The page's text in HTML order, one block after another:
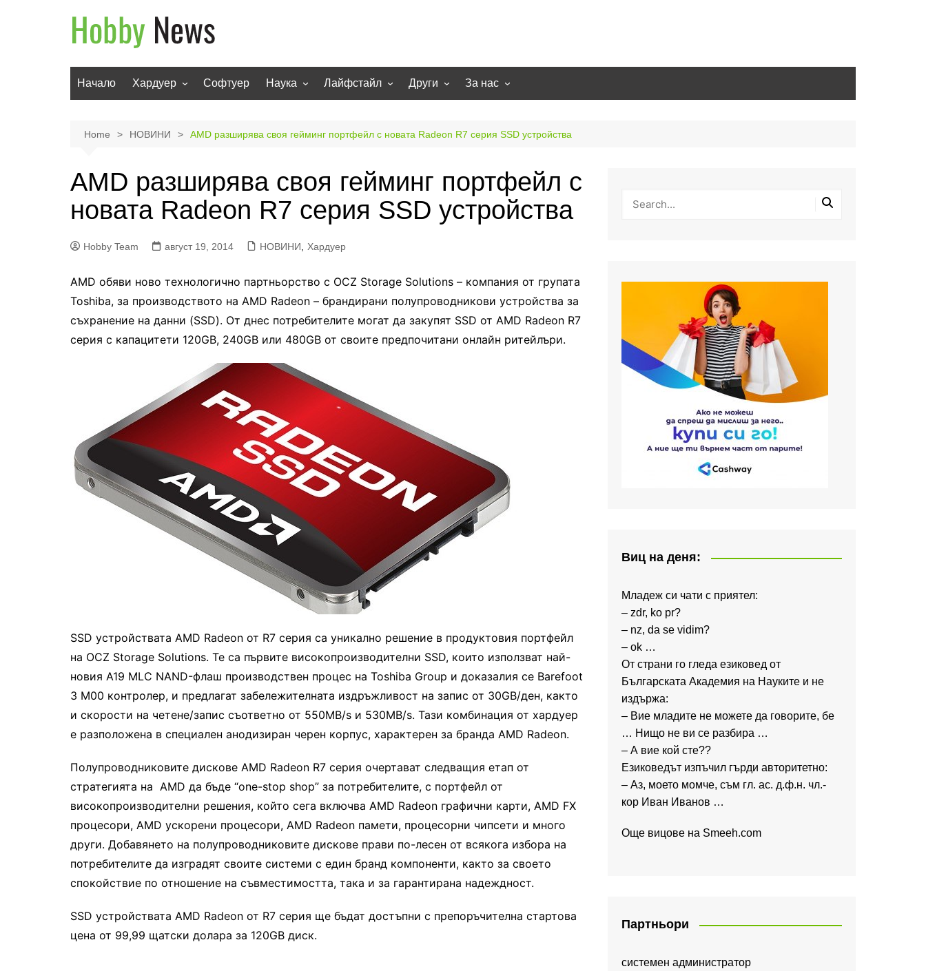
Начало Хардуер
Телевизори
Фото и видео
Софтуер Наука
Роботи
Лайфстайл
Игри
Осветление
Отопление/климатизация
Образование
Бизнес
Други
СТАТИИ
Помощна информация
UFO
За нас
Контакти
Home НОВИНИ AMD разширява своя гейминг портфейл с новата Radeon R7 серия SSD устройства
AMD разширява своя гейминг портфейл с
новата Radeon R7 серия SSD устройства
Hobby Team август 19, 2014 НОВИНИ Хардуер
AMD обяви ново технологично партньорство с OCZ Storage Solutions – компания от групата
Toshiba, за производството на AMD Radeon – брандирани полупроводникови устройства за
съхранение на данни (SSD). От днес потребителите могат да закупят SSD от AMD Radeon R7
серия с капацитети 120GB, 240GB или 480GB от своите предпочитани онлайн ритейлъри.
SSD устройствата AMD Radeon от R7 серия са уникално решение в продуктовия портфейл
на OCZ Storage Solutions. Те са първите високопроизводителни SSD, които използват най-
новия A19 MLC NAND-флаш производствен процес на Toshiba Group и доказалия се Barefoot
3 M00 контролер, и предлагат забележителната издръжливост на запис от 30GB/ден, както
и скорости на четене/запис съответно от 550MB/s и 530MB/s. Тази комбинация от хардуер
е разположена в специален анодизиран черен корпус, характерен за бранда AMD Radeon.
Полупроводниковите дискове AMD Radeon R7 серия очертават следващия етап от
стратегията на AMD да бъде “one-stop shop” за потребителите, с портфейл от
високопроизводителни решения, който сега включва AMD Radeon графични карти, AMD FX
процесори, AMD ускорени процесори, AMD Radeon памети, процесорни чипсети и много
други. Добавянето на полупроводниковите дискове прави по-лесен от всякога избора на
потребителите да изградят своите системи с един бранд компоненти, както за своето
спокойствие по отношение на съвместимостта, така и за гарантирана надеждност.
SSD устройствата AMD Radeon от R7 серия ще бъдат достъпни с препоръчителна стартова
цена от 99,99 щатски долара за 120GB диск.
Виц на деня:
Младеж си чати с приятел:
– zdr, ko pr?
– nz, da se vidim?
– ok …
От страни го гледа езиковед от
Българската Академия на Науките и не
издържа:
– Вие младите не можете да говорите, бе
… Нищо не ви се разбира …
– А вие кой сте??
Езиковедът изпъчил гърди авторитетно:
– Аз, моето момче, съм гл. ас. д.ф.н. чл.-
кор Иван Иванов …
Още вицове на Smeeh.com
Партньори
системен администратор